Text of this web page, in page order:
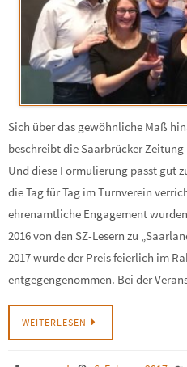
Sich über das gewöhnliche Maß
beschreibt die Saarbrücker Zeitung
Und diese Formulierung passt gut
die Tag für Tag im Turnverein
ehrenamtliche Engagement
2016 von den SZ-Lesern zu
2017 wurde der Preis feierlich im
entgegengenommen. Bei der
WEITERLESEN